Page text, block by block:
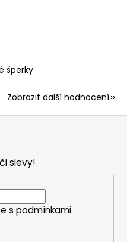
je 5 z 5 hvězdiček.
šperky
Zobrazit další hodnocení
slevy!
s podmínkami